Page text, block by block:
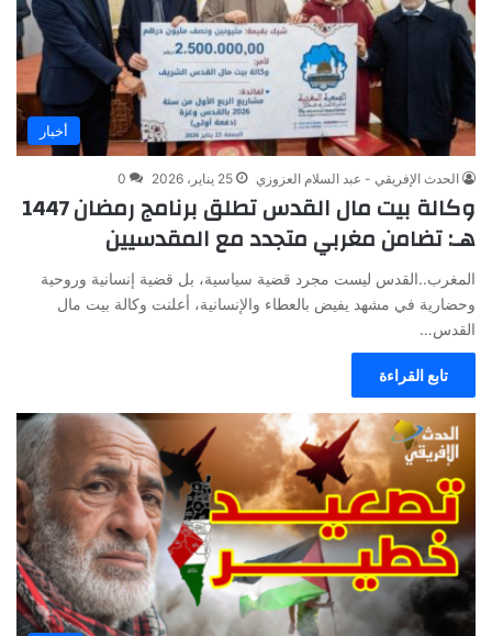
أخبار
الحدث الإفريقي - عبد السلام العزوزي 25 يناير، 2026 0
وكالة بيت مال القدس تطلق برنامج رمضان 1447
هـ: تضامن مغربي متجدد مع المقدسيين
المغرب..القدس ليست مجرد قضية سياسية، بل قضية إنسانية وروحية
وحضارية في مشهد يفيض بالعطاء والإنسانية، أعلنت وكالة بيت مال
القدس…
تابع القراءة